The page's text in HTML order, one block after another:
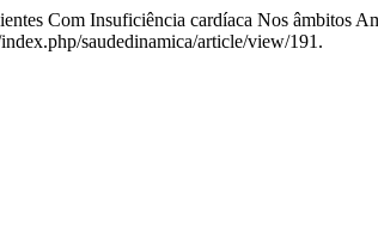
Com Insuficiência cardíaca Nos âmbitos
saudedinamica/article/view/191.